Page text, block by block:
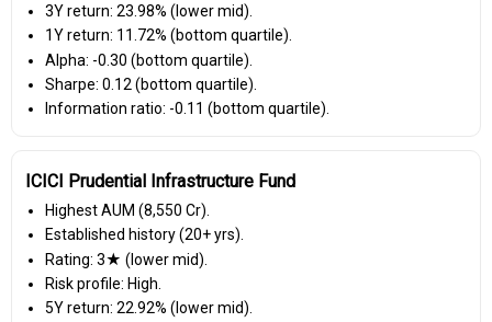
3Y return: 23.98% (lower mid).
1Y return: 11.72% (bottom quartile).
Alpha: -0.30 (bottom quartile).
Sharpe: 0.12 (bottom quartile).
Information ratio: -0.11 (bottom quartile).
ICICI Prudential Infrastructure Fund
Highest AUM (₹8,550 Cr).
Established history (20+ yrs).
Rating: 3★ (lower mid).
Risk profile: High.
5Y return: 22.92% (lower mid).